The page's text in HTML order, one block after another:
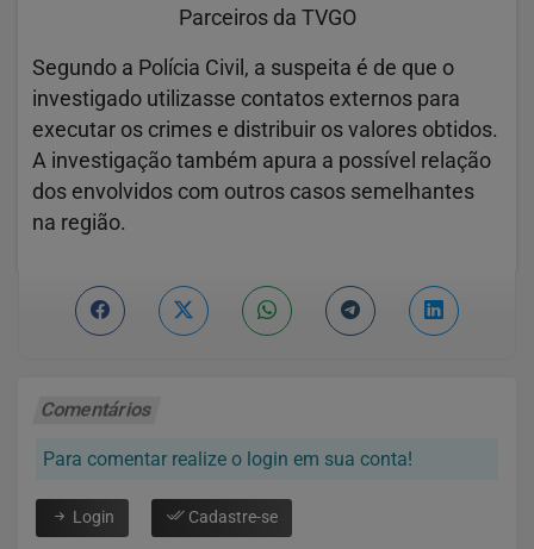
Parceiros da TVGO
Segundo a Polícia Civil, a suspeita é de que o
investigado utilizasse contatos externos para
executar os crimes e distribuir os valores obtidos.
A investigação também apura a possível relação
dos envolvidos com outros casos semelhantes
na região.
Comentários
Para comentar realize o login em sua conta!
Login Cadastre-se